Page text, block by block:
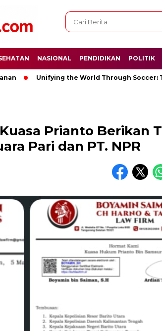
NASIONAL PENDIDIKAN POLITIK
Unifying the World Through Soccer: The
Prianto Berikan
Pari dan PT. NPR